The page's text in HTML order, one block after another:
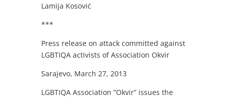
Lamija Kosović
***
Press release on attack committed against
LGBTIQA activists of Association Okvir
Sarajevo, March 27, 2013
LGBTIQA Association ”Okvir” issues the